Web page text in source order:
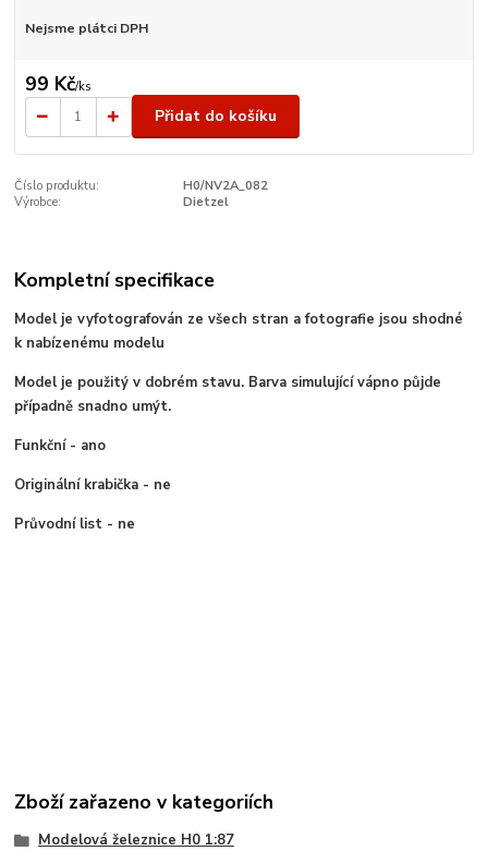
Nejsme plátci DPH
99 Kč/ks
Přidat do košíku
Číslo produktu:
H0/NV2A_082
Výrobce:
Dietzel
Kompletní specifikace
Model je vyfotografován ze všech stran a fotografie jsou shodné
k nabízenému modelu
Model je použitý v dobrém stavu. Barva simulující vápno půjde
případně snadno umýt.
Funkční - ano
Originální krabička - ne
Průvodní list - ne
Zboží zařazeno v kategoriích
Modelová železnice H0 1:87